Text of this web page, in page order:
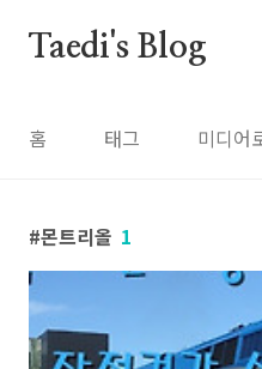
Taedi's Blog
홈 태그 미디어
몬트리올 1